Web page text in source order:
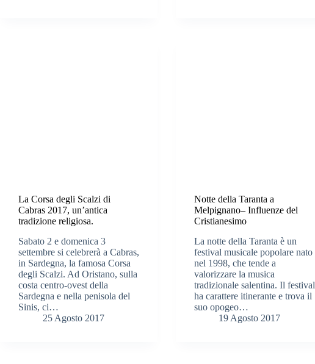
La Corsa degli Scalzi di
Cabras 2017, un’antica
tradizione religiosa.
Sabato 2 e domenica 3
settembre si celebrerà a Cabras,
in Sardegna, la famosa Corsa
degli Scalzi. Ad Oristano, sulla
costa centro-ovest della
Sardegna e nella penisola del
Sinis, ci…
25 Agosto 2017
Notte della Taranta a
Melpignano– Influenze del
Cristianesimo
La notte della Taranta è un
festival musicale popolare nato
nel 1998, che tende a
valorizzare la musica
tradizionale salentina. Il festival
ha carattere itinerante e trova il
suo opogeo…
19 Agosto 2017